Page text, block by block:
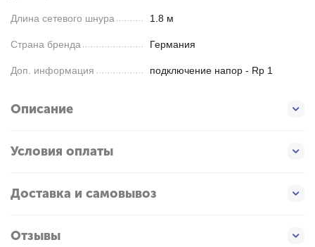
Длина сетевого шнура 1.8 м
Страна бренда Германия
Доп. информация подключение напор - Rp 1
Описание
Условия оплаты
Доставка и самовывоз
Отзывы